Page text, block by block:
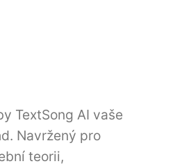
TextSong AI vaše
Navržený pro
teorii,